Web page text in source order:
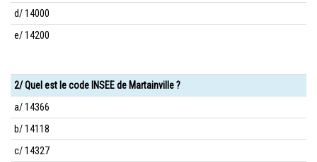
d/ 14000
e/ 14200
2/ Quel est le code INSEE de Martainville ?
a/ 14366
b/ 14118
c/ 14327